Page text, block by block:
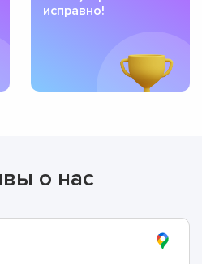
исправно!
о нас